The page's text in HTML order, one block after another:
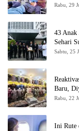
Rabu, 29
43 Anak
Sehari
Sabtu, 25
Baru,
Rabu, 22
Ini Rute